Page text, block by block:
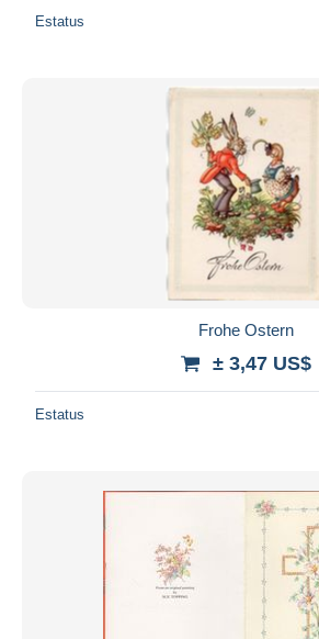
Estatus
Frohe Ostern
± 3,47 US$
Estatus